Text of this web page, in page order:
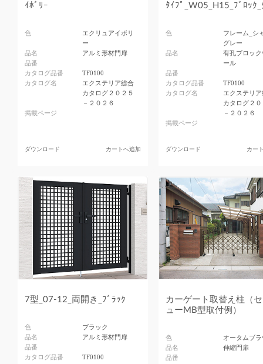
ｲﾎﾞﾘｰ
色
エクリュアイボリ
ー
品名
アルミ形材門扉
品番
カタログ品番
TF0100
カタログ名
エクステリア総合
カタログ２０２５
－２０２６
掲載ページ
ダウンロード カートへ追加
ﾀｲﾌﾟ_W05_H15_ﾌﾞﾛｯｸ_
色
フレーム_シ
グレー
品名
有孔ブロッ
ール
品番
カタログ品番
TF0100
カタログ名
エクステリ
カタログ２
－２０２６
掲載ページ
ダウンロード カー
7型_07-12_両開き_ﾌﾞﾗｯｸ
色
ブラック
品名
アルミ形材門扉
品番
カタログ品番
TF0100
カーゲート取替え柱（
ューMB型取付例）
色
オータムブ
品名
伸縮門扉
品番